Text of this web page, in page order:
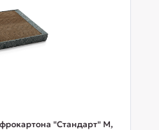
"Стандарт" M,